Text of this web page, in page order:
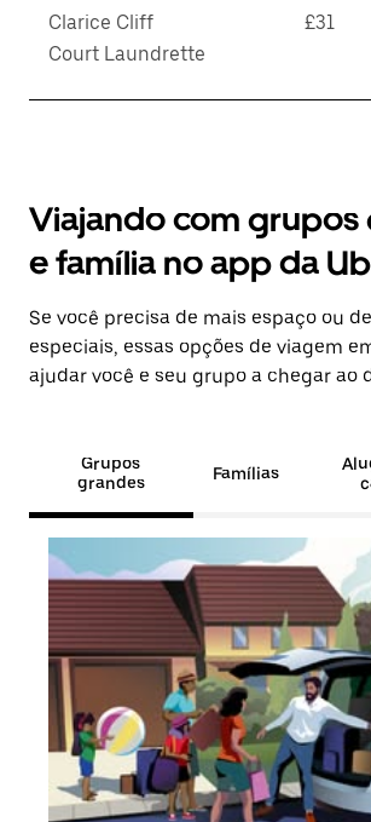
Clarice Cliff
Court Laundrette
£31
Viajando com grupos
e família no app da
Se você precisa de mais espaço ou
especiais, essas opções de viagem
ajudar você e seu grupo a chegar ao
Grupos
grandes
Famílias